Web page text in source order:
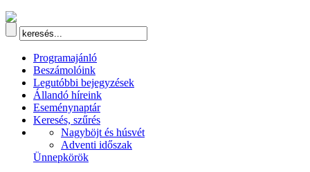
Programajánló
Beszámolóink
Legutóbbi bejegyzések
Állandó híreink
Eseménynaptár
Keresés, szűrés
Nagyböjt és húsvét
Adventi időszak
Ünnepkörök